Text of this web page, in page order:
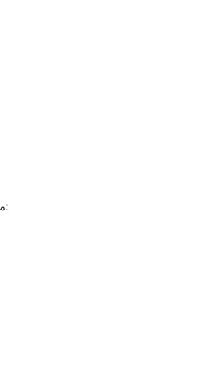
موتورهای اوربیتال سفید چانگ‌جیا برای کاربردهای صنعتی متنوعی از جمله موارد زیر مناسب هستند: